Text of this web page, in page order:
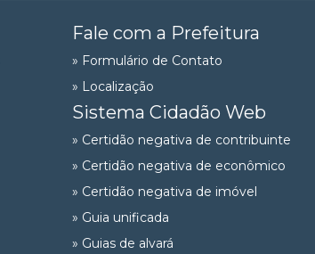
Fale com a Prefeitura
» Formulário de Contato
» Localização
Sistema Cidadão Web
» Certidão negativa de contribuinte
» Certidão negativa de econômico
» Certidão negativa de imóvel
» Guia unificada
» Guias de alvará